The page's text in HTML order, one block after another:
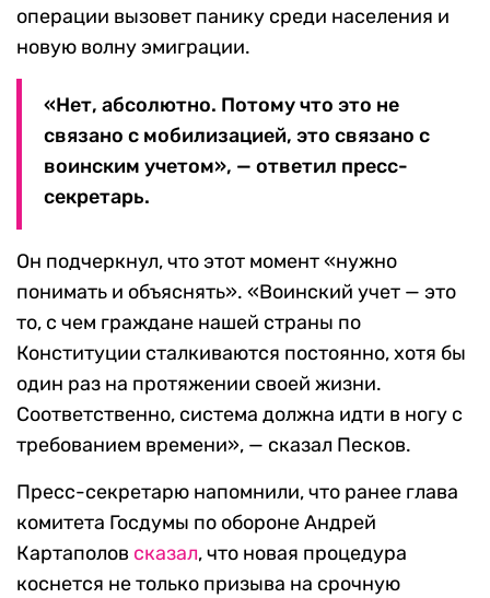
операции вызовет панику среди населения и
новую волну эмиграции.
«Нет, абсолютно. Потому что это не
связано с мобилизацией, это связано с
воинским учетом», — ответил пресс-
секретарь.
Он подчеркнул, что этот момент «нужно
понимать и объяснять». «Воинский учет — это
то, с чем граждане нашей страны по
Конституции сталкиваются постоянно, хотя бы
один раз на протяжении своей жизни.
Соответственно, система должна идти в ногу с
требованием времени», — сказал Песков.
Пресс-секретарю напомнили, что ранее глава
комитета Госдумы по обороне Андрей
Картаполов сказал, что новая процедура
коснется не только призыва на срочную